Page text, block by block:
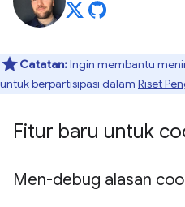
Catatan:Ingin membantu
untuk berpartisipasi dalam Riset
Fitur baru untuk
Men-debug alasan